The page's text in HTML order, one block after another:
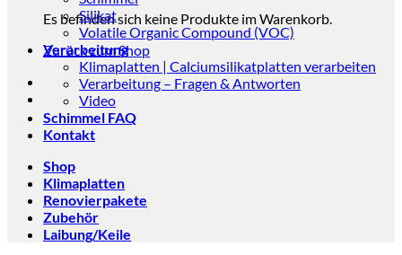
Es befinden sich keine Produkte im Warenkorb.
Zurück zum Shop
Silikat
Volatile Organic Compound (VOC)
Verarbeitung
Klimaplatten | Calciumsilikatplatten verarbeiten
Verarbeitung – Fragen & Antworten
Video
Schimmel FAQ
Kontakt
Shop
Klimaplatten
Renovierpakete
Zubehör
Laibung/Keile